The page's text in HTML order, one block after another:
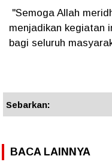
"Semoga Allah
menjadikan kegiatan
bagi seluruh
Sebarkan:
BACA LAINNYA